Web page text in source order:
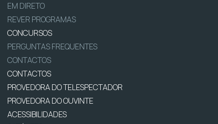
EM DIRETO
REVER PROGRAMAS
CONCURSOS
PERGUNTAS FREQUENTES
CONTACTOS
CONTACTOS
PROVEDORA DO TELESPECTADOR
PROVEDORA DO OUVINTE
ACESSIBILIDADES